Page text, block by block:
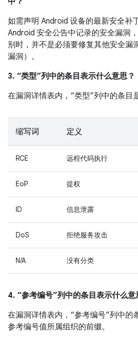
如需声明 Android 设备的最新安全补
Android 安全公告中记录的安全漏洞
别时，并不是必须要修复其他安全漏
漏洞）。
3. “类型”列中的条目表示什么意思？
在漏洞详情表内，“类型”列中的条目
缩写词 定义
RCE 远程代码执行
EoP 提权
ID 信息泄露
DoS 拒绝服务攻击
N/A 没有分类
4. “参考编号”列中的条目表示什么意
在漏洞详情表内，“参考编号”列中的
参考编号值所属组织的前缀。